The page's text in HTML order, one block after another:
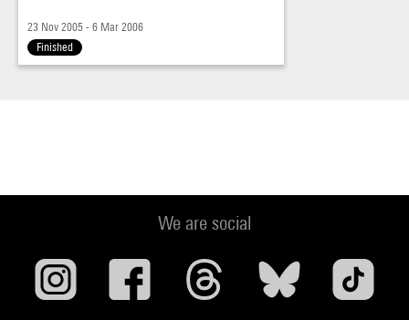
23 Nov 2005 - 6 Mar 2006
Finished
We are social